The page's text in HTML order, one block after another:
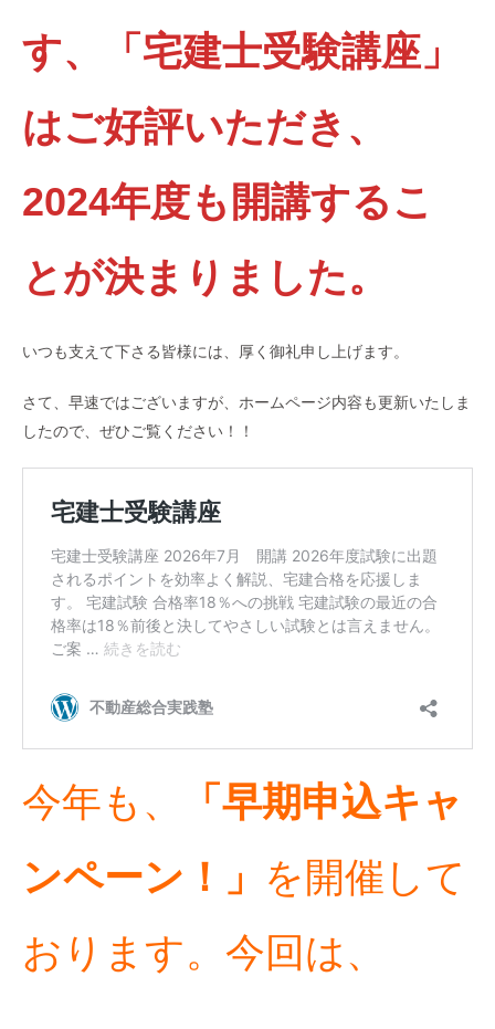
す、「宅建士受験講座」
はご好評いただき、
2024年度も開講するこ
とが決まりました。
いつも支えて下さる皆様には、厚く御礼申し上げます。
さて、早速ではございますが、ホームページ内容も更新いたしま
したので、ぜひご覧ください！！
今年も、
「早期申込キャ
ンペーン！」 を開催して
おります。今回は、